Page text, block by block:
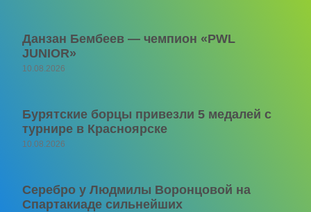
Данзан Бембеев — чемпион «PWL
JUNIOR»
10.08.2026
Бурятские борцы привезли 5 медалей с
турнире в Красноярске
10.08.2026
Серебро у Людмилы Воронцовой на
Спартакиаде сильнейших